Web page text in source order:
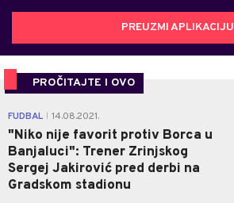
PREUZMI APLIKACIJU
PROČITAJTE I OVO
FUDBAL 14.08.2021.
"Niko nije favorit protiv Borca u
Banjaluci": Trener Zrinjskog
Sergej Jakirović pred derbi na
Gradskom stadionu